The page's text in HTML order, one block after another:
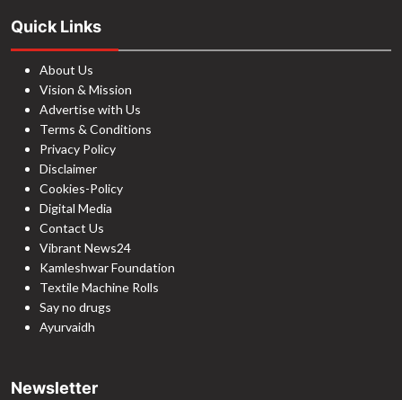
Quick Links
About Us
Vision & Mission
Advertise with Us
Terms & Conditions
Privacy Policy
Disclaimer
Cookies-Policy
Digital Media
Contact Us
Vibrant News24
Kamleshwar Foundation
Textile Machine Rolls
Say no drugs
Ayurvaidh
Newsletter